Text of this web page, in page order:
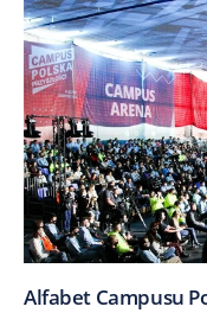
Alfabet Campusu